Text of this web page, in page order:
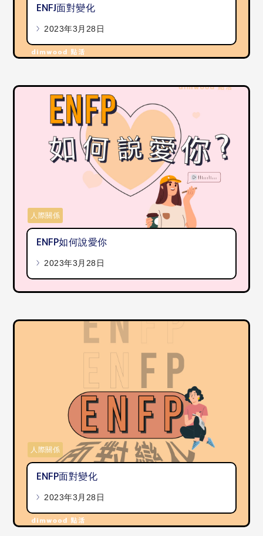
ENFJ面對變化
2023年3月28日
ENFP如何說愛你
2023年3月28日
人際關係
ENFP面對變化
2023年3月28日
人際關係